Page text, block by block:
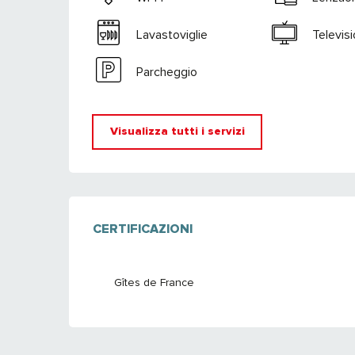
Lavastoviglie
Parcheggio
Visualizza tutti i servizi
OFFERTE DI
CERTIFICAZIONI
CERTIFICAZIONI
Gîtes de France